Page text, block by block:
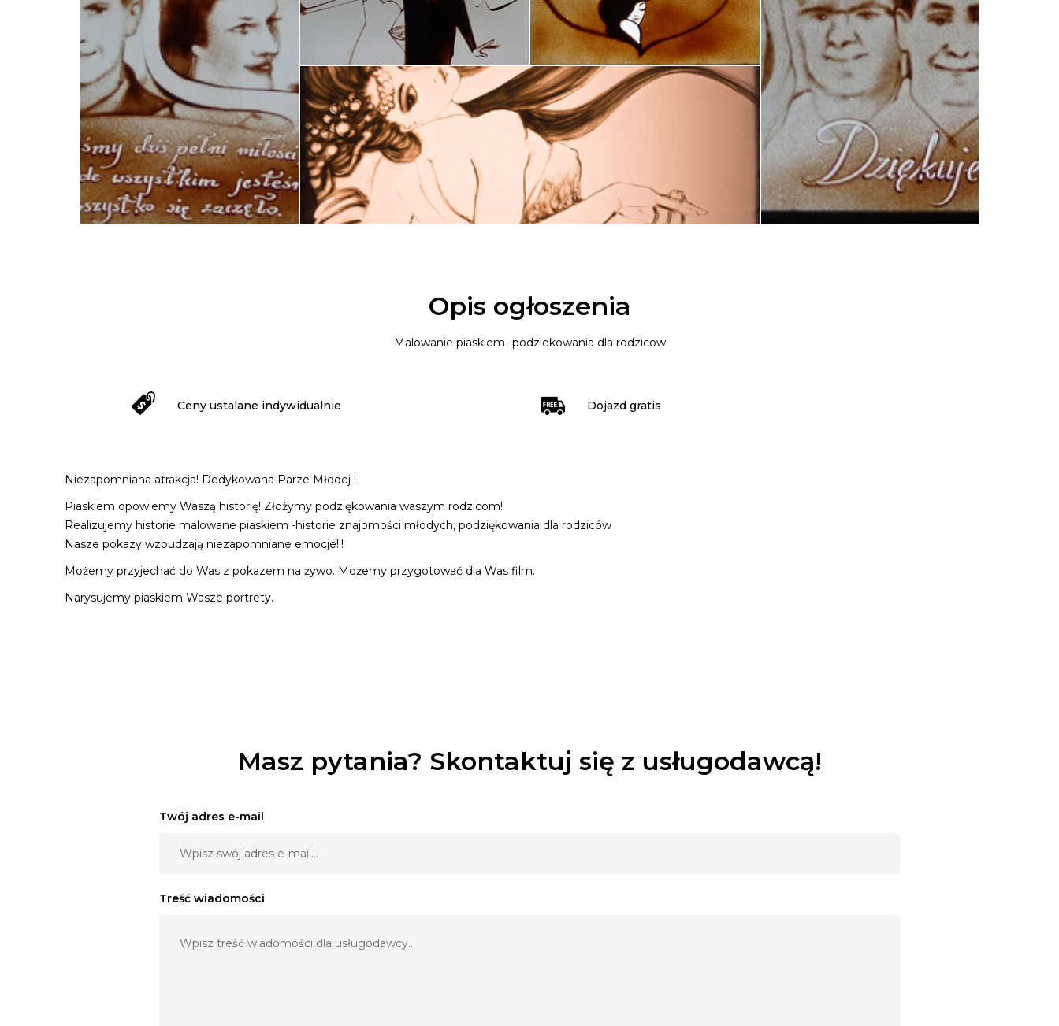
Opis ogłoszenia
Malowanie piaskiem -podziekowania dla rodzicow
Ceny ustalane indywidualnie Dojazd gratis
Niezapomniana atrakcja! Dedykowana Parze Młodej !
Piaskiem opowiemy Waszą historię! Złożymy podziękowania waszym rodzicom!
Realizujemy historie malowane piaskiem -historie znajomości młodych, podziękowania dla rodziców
Nasze pokazy wzbudzają niezapomniane emocje!!!
Możemy przyjechać do Was z pokazem na żywo. Możemy przygotować dla Was film.
Narysujemy piaskiem Wasze portrety.
Masz pytania? Skontaktuj się z usługodawcą!
Twój adres e-mail
Treść wiadomości